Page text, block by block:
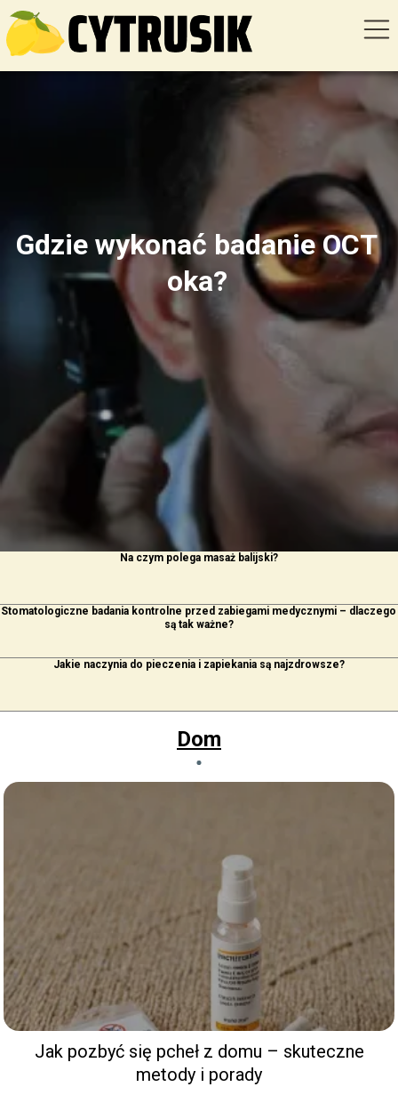
Gdzie wykonać badanie OCT
oka?
Na czym polega masaż balijski?
Stomatologiczne badania kontrolne przed zabiegami medycznymi – dlaczego
są tak ważne?
Jakie naczynia do pieczenia i zapiekania są najzdrowsze?
Dom
Jak pozbyć się pcheł z domu – skuteczne
metody i porady